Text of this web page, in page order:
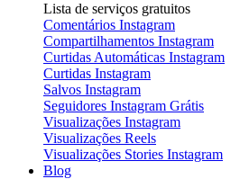
Lista de serviços gratuitos
Comentários Instagram
Compartilhamentos Instagram
Curtidas Automáticas Instagram
Curtidas Instagram
Salvos Instagram
Seguidores Instagram Grátis
Visualizações Instagram
Visualizações Reels
Visualizações Stories Instagram
Blog